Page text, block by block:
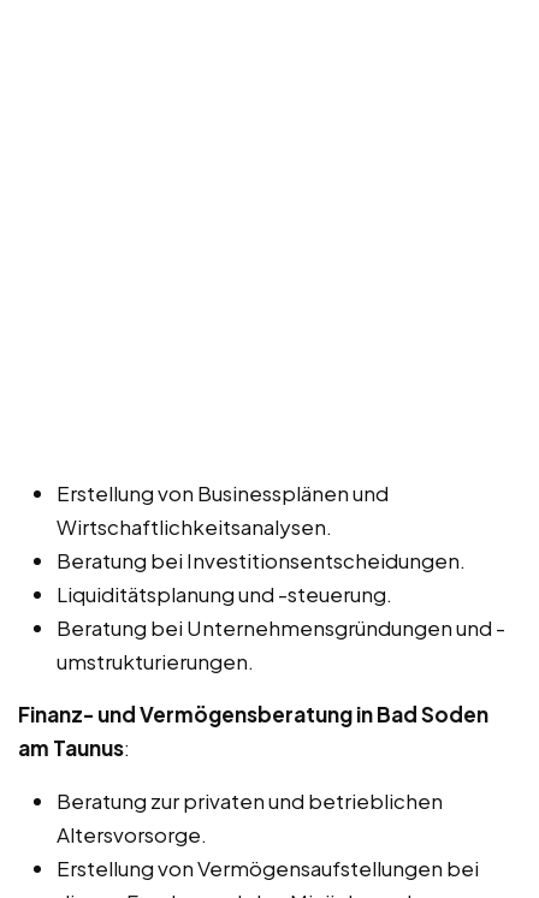
Erstellung von Businessplänen und
Wirtschaftlichkeitsanalysen.
Beratung bei Investitionsentscheidungen.
Liquiditätsplanung und -steuerung.
Beratung bei Unternehmensgründungen und -
umstrukturierungen.
Finanz- und Vermögensberatung in Bad Soden
am Taunus:
Beratung zur privaten und betrieblichen
Altersvorsorge.
Erstellung von Vermögensaufstellungen bei